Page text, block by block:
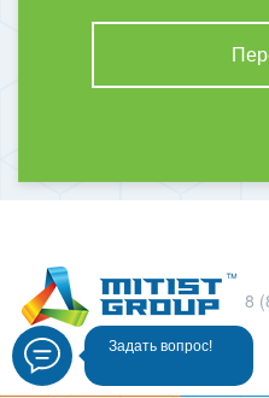
8
Задать вопрос!